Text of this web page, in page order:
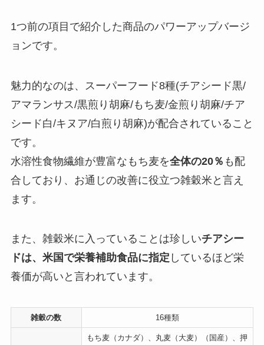
1つ前の項目で紹介した商品のパワーアップバージ
ョンです。
魅力的なのは、スーパーフード8種(チアシード黒/
アマランサス/黒煎り胡麻/もち麦/金煎り胡麻/チア
シード白/キヌア/白煎り胡麻)が配合されていること
です。
水溶性食物繊維が豊富なもち麦を全体の20％ も配
合しており、お通じの改善に役立つ雑穀米と言え
ます。
また、雑穀米に入っていることは珍しいチアシー
ドは、米国で栄養補助食品に指定 しているほど栄
養価が高いと言われています。
雑穀の数 16種類
もち麦（カナダ）、丸麦（大麦）（国産）、押